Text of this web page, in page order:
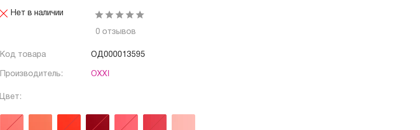
Нет в наличии
0 отзывов
Код товара ОД000013595
Производитель: OXXI
Цвет: